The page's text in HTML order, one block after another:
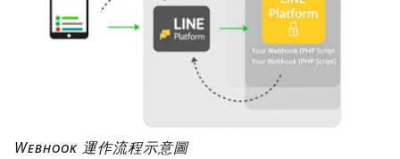
Webhook 運作流程示意圖